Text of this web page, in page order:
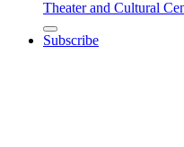
Theater and Cultural
Subscribe